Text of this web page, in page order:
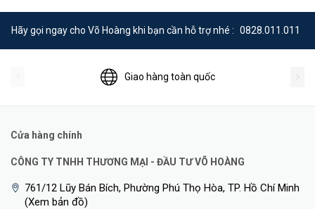
Hãy gọi ngay cho Võ Hoàng khi bạn cần hỗ trợ nhé : 0828.011.011
Giao hàng toàn quốc
Cửa hàng chính
CÔNG TY TNHH THƯƠNG MẠI - ĐẦU TƯ VÕ HOÀNG
761/12 Lũy Bán Bích, Phường Phú Thọ Hòa, TP. Hồ Chí Minh
(Xem bản đồ)